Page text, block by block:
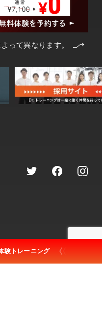
って異なります。
験トレーニング